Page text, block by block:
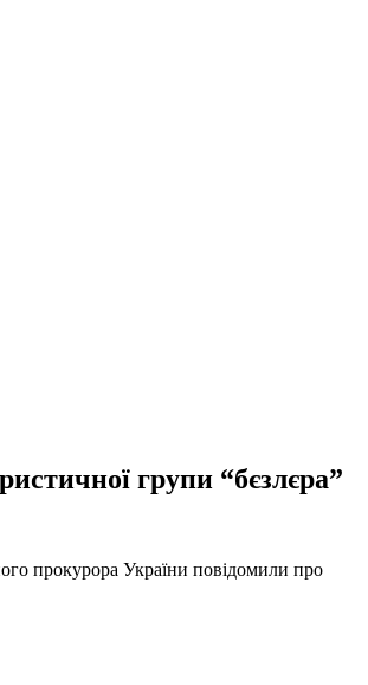
групи “бєзлєра”
прокурора України повідомили про